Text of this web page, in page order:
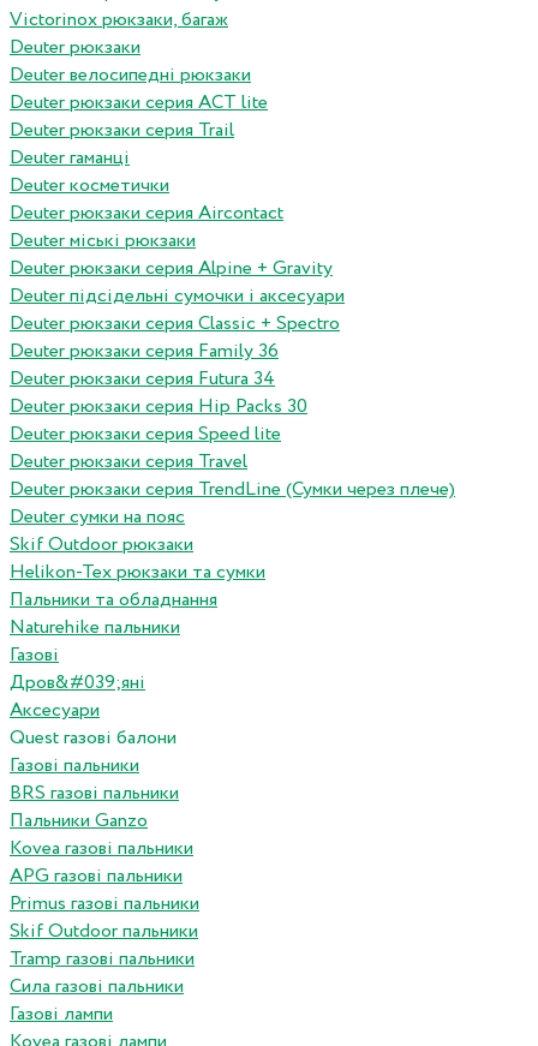
Victorinox рюкзаки, багаж
Deuter рюкзаки
Deuter велосипедні рюкзаки
Deuter рюкзаки серия ACT lite
Deuter рюкзаки серия Trail
Deuter гаманці
Deuter косметички
Deuter рюкзаки серия Aircontact
Deuter міські рюкзаки
Deuter рюкзаки серия Alpine + Gravity
Deuter підсідельні сумочки і аксесуари
Deuter рюкзаки серия Classic + Spectro
Deuter рюкзаки серия Family 36
Deuter рюкзаки серия Futura 34
Deuter рюкзаки серия Hip Packs 30
Deuter рюкзаки серия Speed lite
Deuter рюкзаки серия Travel
Deuter рюкзаки серия TrendLine (Сумки через плече)
Deuter сумки на пояс
Skif Outdoor рюкзаки
Helikon-Tex рюкзаки та сумки
Пальники та обладнання
Naturehike пальники
Газові
Дров&#039;яні
Аксесуари
Quest газові балони
Газові пальники
BRS газові пальники
Пальники Ganzo
Kovea газові пальники
APG газові пальники
Primus газові пальники
Skif Outdoor пальники
Tramp газові пальники
Сила газові пальники
Газові лампи